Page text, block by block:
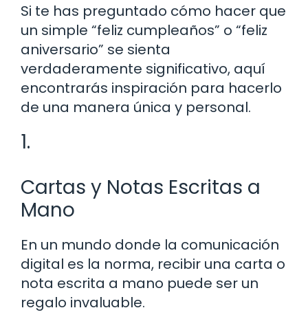
Si te has preguntado cómo hacer que
un simple “feliz cumpleaños” o “feliz
aniversario” se sienta
verdaderamente significativo, aquí
encontrarás inspiración para hacerlo
de una manera única y personal.
1.
Cartas y Notas Escritas a
Mano
En un mundo donde la comunicación
digital es la norma, recibir una carta o
nota escrita a mano puede ser un
regalo invaluable.